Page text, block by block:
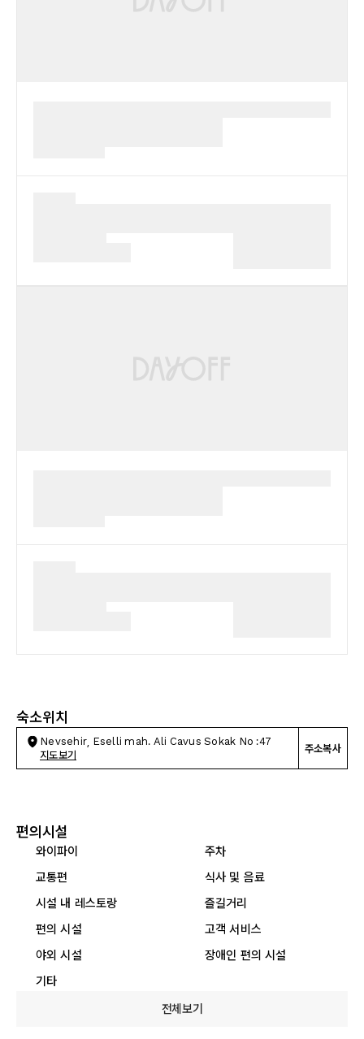
숙소위치
Nevsehir, Eselli mah. Ali Cavus Sokak No :47
지도보기
주소복사
편의시설
와이파이
주차
교통편
식사 및 음료
시설 내 레스토랑
즐길거리
편의 시설
고객 서비스
야외 시설
장애인 편의 시설
기타
전체보기